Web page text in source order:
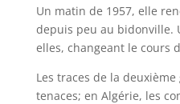
Un matin de 1957, elle
depuis peu au bidonville.
elles, changeant le cours
Les traces de la
tenaces; en Algérie, les